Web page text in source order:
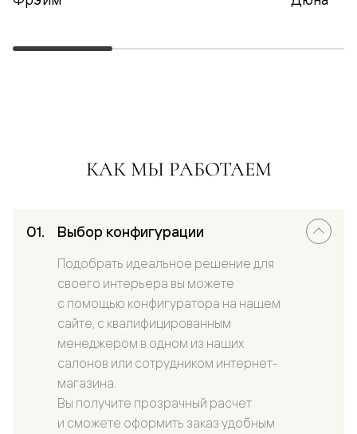
КАК МЫ РАБОТАЕМ
Выбор конфигурации
Подобрать идеальное решение для
своего интерьера вы можете
с помощью конфигуратора на нашем
сайте, с квалифицированным
менеджером в одном из наших
салонов или сотрудником интернет-
магазина.
Вы получите прозрачный расчет
и сможете оформить заказ удобным